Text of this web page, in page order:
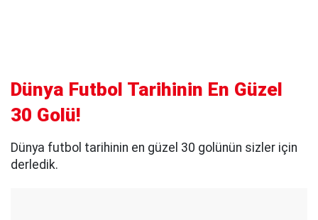
Dünya Futbol Tarihinin En Güzel
30 Golü!
Dünya futbol tarihinin en güzel 30 golünün sizler için
derledik.